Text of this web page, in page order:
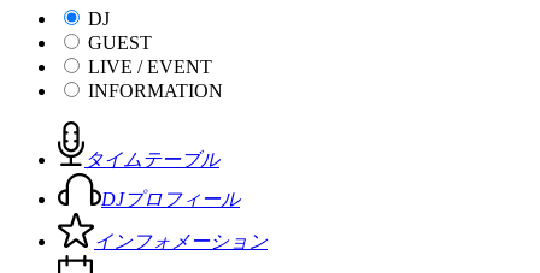
DJ
GUEST
LIVE / EVENT
INFORMATION
タイムテーブル
DJプロフィール
インフォメーション